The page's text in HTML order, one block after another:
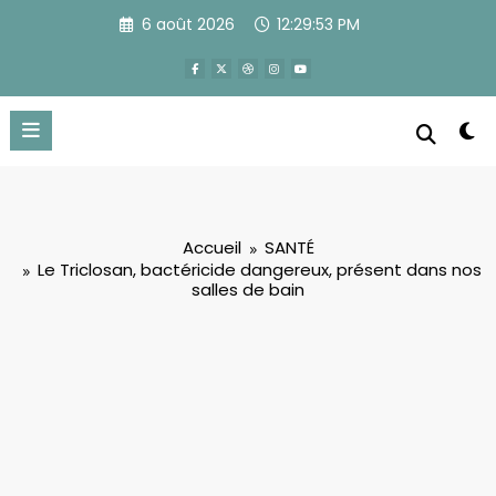
6 août 2026 12:29:53 PM
Accueil
SANTÉ
Le Triclosan, bactéricide dangereux, présent dans nos
salles de bain